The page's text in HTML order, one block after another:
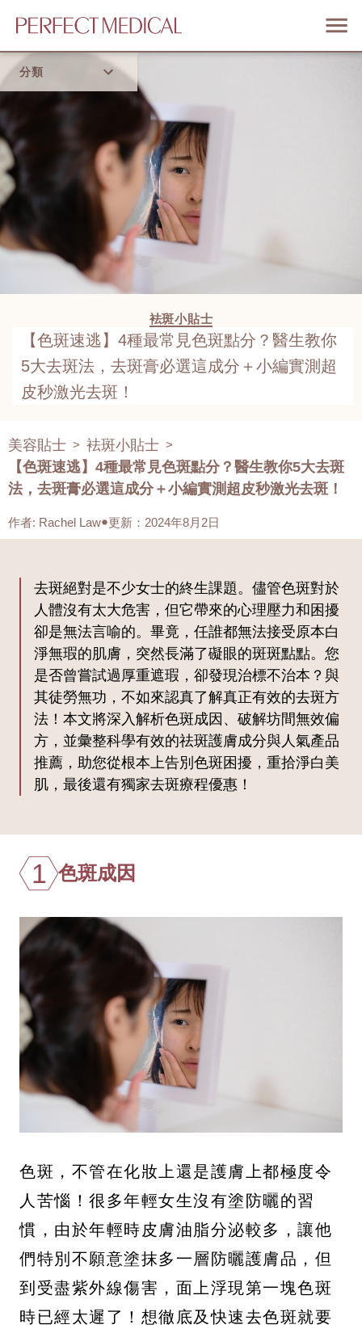
分類
首頁
袪斑小貼士
【色斑速逃】4種最常見色斑點分？醫生教你
5大去斑法，去斑膏必選這成分＋小編實測超
皮秒激光去斑！
美容貼士 > 袪斑小貼士 >
【色斑速逃】4種最常見色斑點分？醫生教你5大去斑
法，去斑膏必選這成分＋小編實測超皮秒激光去斑！
作者: Rachel Law 更新：2024年8月2日
去斑絕對是不少女士的終生課題。儘管色斑對於
人體沒有太大危害，但它帶來的心理壓力和困擾
卻是無法言喻的。畢竟，任誰都無法接受原本白
淨無瑕的肌膚，突然長滿了礙眼的斑斑點點。您
是否曾嘗試過厚重遮瑕，卻發現治標不治本？與
其徒勞無功，不如來認真了解真正有效的去斑方
法！本文將深入解析色斑成因、破解坊間無效偏
方，並彙整科學有效的祛斑護膚成分與人氣產品
推薦，助您從根本上告別色斑困擾，重拾淨白美
肌，最後還有獨家去斑療程優惠！
1 色斑成因
色斑，不管在化妝上還是護膚上都極度令
人苦惱！很多年輕女生沒有塗防曬的習
慣，由於年輕時皮膚油脂分泌較多，讓他
們特別不願意塗抹多一層防曬護膚品，但
到受盡紫外線傷害，面上浮現第一塊色斑
時已經太遲了！想徹底及快速去色斑就要